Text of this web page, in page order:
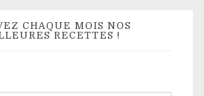
CHAQUE MOIS NOS
RECETTES !